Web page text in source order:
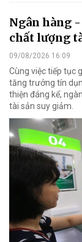
Ngân hàng
chất lượng
09/08/2026 16:09
Cùng việc tiếp tục
tăng trưởng tín
thiện đáng kể,
tài sản suy giảm.